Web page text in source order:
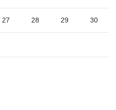
27 28 29 30